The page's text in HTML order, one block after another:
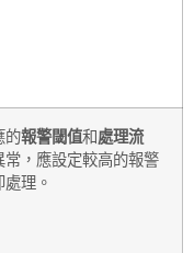
的報警閾值和處理流
常，應設定較高的報警
理。